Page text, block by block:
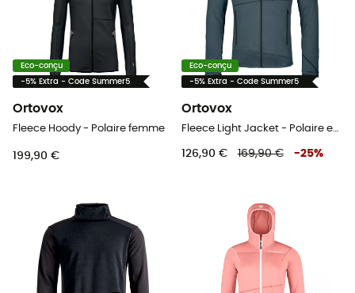
Eco-conçu
-5% Extra - Code Summer5
Ortovox
Fleece Hoody - Polaire femme
199,90 €
Eco-conçu
-5% Extra - Code Summer5
Ortovox
Fleece Light Jacket - Polaire en laine mérinos homme
126,90 € 169,90 € -25%